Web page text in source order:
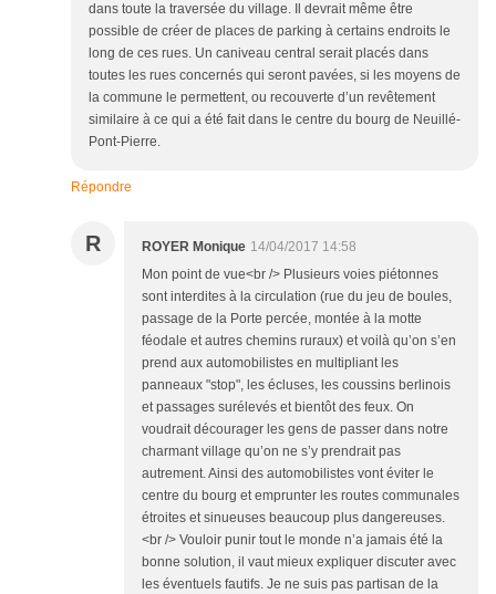
dans toute la traversée du village. Il devrait même être
possible de créer de places de parking à certains endroits le
long de ces rues. Un caniveau central serait placés dans
toutes les rues concernés qui seront pavées, si les moyens de
la commune le permettent, ou recouverte d’un revêtement
similaire à ce qui a été fait dans le centre du bourg de Neuillé-
Pont-Pierre.
Répondre
R ROYER Monique 14/04/2017 14:58
Mon point de vue<br /> Plusieurs voies piétonnes
sont interdites à la circulation (rue du jeu de boules,
passage de la Porte percée, montée à la motte
féodale et autres chemins ruraux) et voilà qu’on s’en
prend aux automobilistes en multipliant les
panneaux "stop", les écluses, les coussins berlinois
et passages surélevés et bientôt des feux. On
voudrait décourager les gens de passer dans notre
charmant village qu’on ne s’y prendrait pas
autrement. Ainsi des automobilistes vont éviter le
centre du bourg et emprunter les routes communales
étroites et sinueuses beaucoup plus dangereuses.
<br /> Vouloir punir tout le monde n’a jamais été la
bonne solution, il vaut mieux expliquer discuter avec
les éventuels fautifs. Je ne suis pas partisan de la